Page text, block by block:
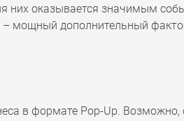
них оказывается значимым
– мощный дополнительный
в формате Pop-Up. Возможно,